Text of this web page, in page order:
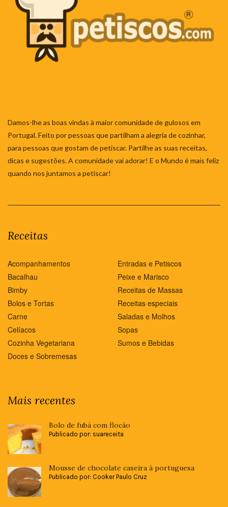
Damos-lhe as boas vindas à maior comunidade de gulosos em
Portugal. Feito por pessoas que partilham a alegria de cozinhar,
para pessoas que gostam de petiscar. Partilhe as suas receitas,
dicas e sugestões. A comunidade vai adorar! E o Mundo é mais feliz
quando nos juntamos a petiscar!
Receitas
Acompanhamentos
Bacalhau
Bimby
Bolos e Tortas
Carne
Celíacos
Cozinha Vegetariana
Doces e Sobremesas
Entradas e Petiscos
Peixe e Marisco
Receitas de Massas
Receitas especiais
Saladas e Molhos
Sopas
Sumos e Bebidas
Mais recentes
Bolo de fubá com flocão
Publicado por: suareceita
Mousse de chocolate caseira à portuguesa
Publicado por: Cooker Paulo Cruz